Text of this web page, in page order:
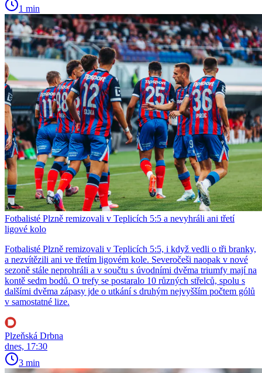
1 min
Fotbalisté Plzně remizovali v Teplicích 5:5 a nevyhráli ani třetí
ligové kolo
Fotbalisté Plzně remizovali v Teplicích 5:5, i když vedli o tři branky,
a nezvítězili ani ve třetím ligovém kole. Severočeši naopak v nové
sezoně stále neprohráli a v součtu s úvodními dvěma triumfy mají na
kontě sedm bodů. O trefy se postaralo 10 různých střelců, spolu s
dalšími dvěma zápasy jde o utkání s druhým nejvyšším počtem gólů
v samostatné lize.
Plzeňská Drbna
dnes, 17:30
3 min